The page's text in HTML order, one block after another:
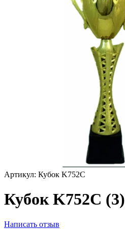
Артикул: Кубок K752C
Кубок K752C (3)
Написать отзыв